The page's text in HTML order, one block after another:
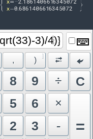
, ) ]
8 9 ÷ C
5 6 ×
=
2 3 -